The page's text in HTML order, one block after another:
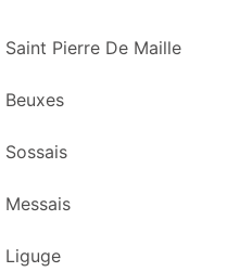
Pierre De Maille
Liguge